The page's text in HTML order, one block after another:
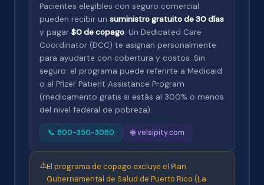
Pacientes elegibles con seguro comercial
pueden recibir un suministro gratuito de 30 días
y pagar $0 de copago. Un Dedicated Care
Coordinator (DCC) te asignan personalmente
para ayudarte con cobertura y costos. Sin
seguro: el programa puede referirte a Medicaid
o al Pfizer Patient Assistance Program
(medicamento gratis si estás al 300% o menos
del nivel federal de pobreza).
📞 800-350-3080 🌐 velsipity.com
⚠️El programa de copago excluye el Plan
Gubernamental de Salud de Puerto Rico (La